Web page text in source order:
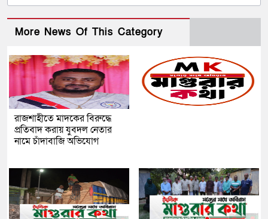
More News Of This Category
রাজশাহীতে মাদকের বিরুদ্ধে
প্রতিবাদ করায় যুবদল নেতার
নামে চাঁদাবাজি অভিযোগ